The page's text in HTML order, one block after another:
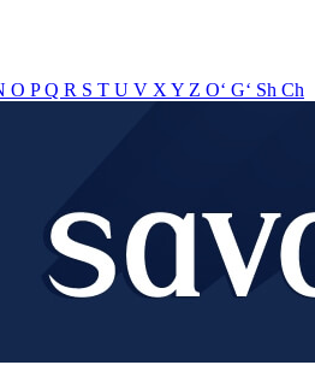
O PQ R S T U V X Y Z O‘ G‘ Sh Ch